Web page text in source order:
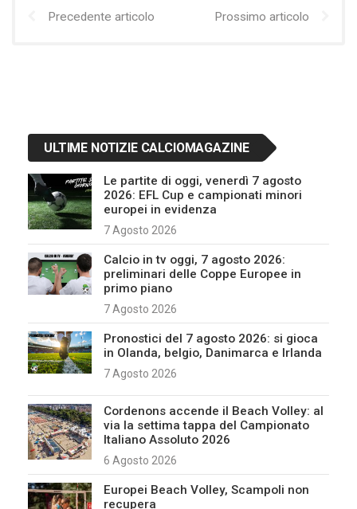
Precedente articolo Prossimo articolo
ULTIME NOTIZIE CALCIOMAGAZINE
Le partite di oggi, venerdì 7 agosto
2026: EFL Cup e campionati minori
europei in evidenza
7 Agosto 2026
Calcio in tv oggi, 7 agosto 2026:
preliminari delle Coppe Europee in
primo piano
7 Agosto 2026
Pronostici del 7 agosto 2026: si gioca
in Olanda, belgio, Danimarca e Irlanda
7 Agosto 2026
Cordenons accende il Beach Volley: al
via la settima tappa del Campionato
Italiano Assoluto 2026
6 Agosto 2026
Europei Beach Volley, Scampoli non
recupera